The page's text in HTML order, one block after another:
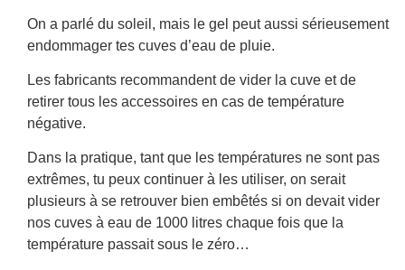
On a parlé du soleil, mais le gel peut aussi sérieusement
endommager tes cuves d’eau de pluie.
Les fabricants recommandent de vider la cuve et de
retirer tous les accessoires en cas de température
négative.
Dans la pratique, tant que les températures ne sont pas
extrêmes, tu peux continuer à les utiliser, on serait
plusieurs à se retrouver bien embêtés si on devait vider
nos cuves à eau de 1000 litres chaque fois que la
température passait sous le zéro…